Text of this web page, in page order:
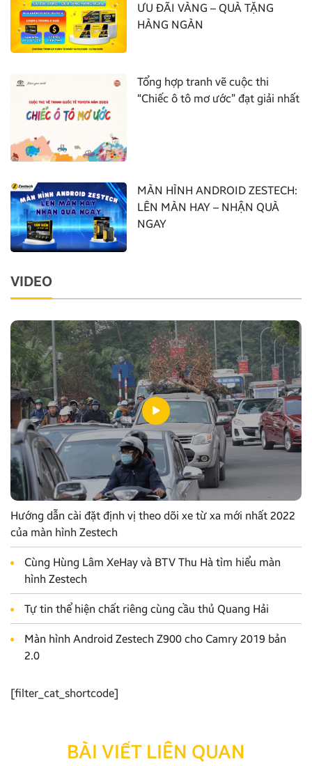
ƯU ĐÃI VÀNG – QUÀ TẶNG
HÀNG NGÀN
Tổng hợp tranh vẽ cuộc thi
“Chiếc ô tô mơ ước” đạt giải nhất
MÀN HÌNH ANDROID ZESTECH:
LÊN MÀN HAY – NHẬN QUÀ
NGAY
VIDEO
Hướng dẫn cài đặt định vị theo dõi xe từ xa mới nhất 2022
của màn hình Zestech
Cùng Hùng Lâm XeHay và BTV Thu Hà tìm hiểu màn
hình Zestech
Tự tin thể hiện chất riêng cùng cầu thủ Quang Hải
Màn hình Android Zestech Z900 cho Camry 2019 bản
2.0
[filter_cat_shortcode]
BÀI VIẾT LIÊN QUAN